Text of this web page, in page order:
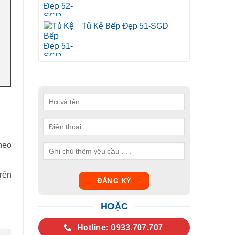
Tủ Kệ Bếp Đẹp 51-SGD
HOẶC
Hotline: 0933.707.707